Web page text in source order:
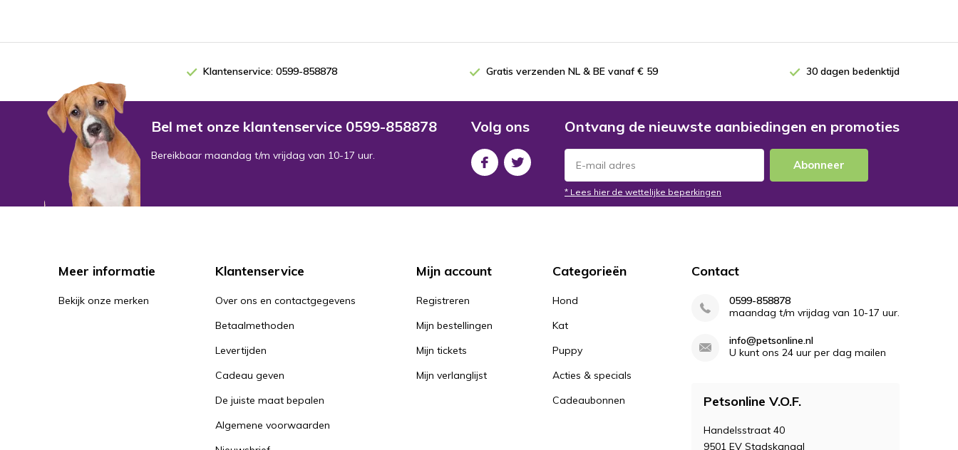
Klantenservice: 0599-858878 Gratis verzenden NL & BE vanaf € 59 30 dagen bedenktijd
Bel met onze klantenservice 0599-858878
Bereikbaar maandag t/m vrijdag van 10-17 uur.
Volg ons Ontvang de nieuwste aanbiedingen en promoties
Abonneer
* Lees hier de wettelijke beperkingen
Meer informatie
Bekijk onze merken
Klantenservice
Over ons en contactgegevens
Betaalmethoden
Levertijden
Cadeau geven
De juiste maat bepalen
Algemene voorwaarden
Mijn account
Registreren
Mijn bestellingen
Mijn tickets
Mijn verlanglijst
Categorieën
Hond
Kat
Puppy
Acties & specials
Cadeaubonnen
Contact
0599-858878
maandag t/m vrijdag van 10-17 uur.
info@petsonline.nl
U kunt ons 24 uur per dag mailen
Petsonline V.O.F.
Handelsstraat 40
9501 EV Stadskanaal